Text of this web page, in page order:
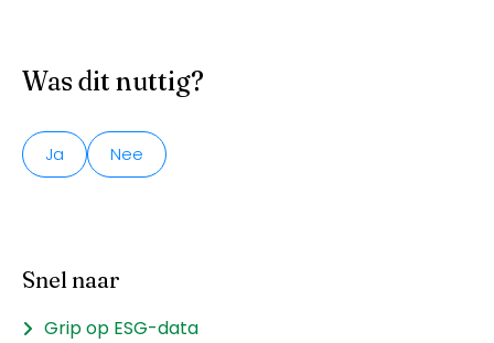
Was dit nuttig?
Ja Nee
Snel naar
Grip op ESG-data